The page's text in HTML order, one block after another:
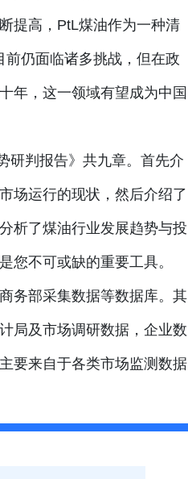
提高，PtL煤油作为一种清
仍面临诸多挑战，但在政
年，这一领域有望成为中国
研判报告》共九章。首先介
场运行的现状，然后介绍了
析了煤油行业发展趋势与投
您不可或缺的重要工具。
务部采集数据等数据库。其
局及市场调研数据，企业数
要来自于各类市场监测数据